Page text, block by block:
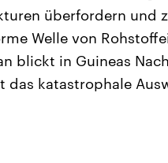
überfordern und
Welle von
blickt in Guineas
das katastrophale